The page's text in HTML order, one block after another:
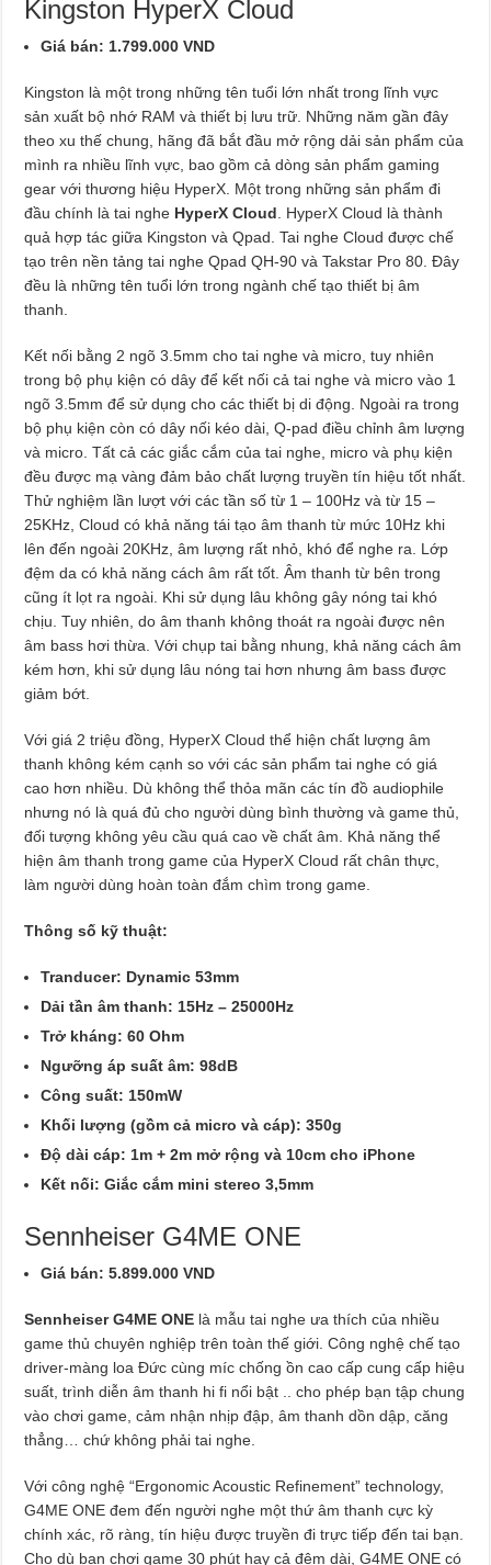
Kingston HyperX Cloud
Giá bán: 1.799.000 VND
Kingston là một trong những tên tuổi lớn nhất trong lĩnh vực
sản xuất bộ nhớ RAM và thiết bị lưu trữ. Những năm gần đây
theo xu thế chung, hãng đã bắt đầu mở rộng dải sản phẩm của
mình ra nhiều lĩnh vực, bao gồm cả dòng sản phẩm gaming
gear với thương hiệu HyperX. Một trong những sản phẩm đi
đầu chính là tai nghe HyperX Cloud . HyperX Cloud là thành
quả hợp tác giữa Kingston và Qpad. Tai nghe Cloud được chế
tạo trên nền tảng tai nghe Qpad QH-90 và Takstar Pro 80. Đây
đều là những tên tuổi lớn trong ngành chế tạo thiết bị âm
thanh.
Kết nối bằng 2 ngõ 3.5mm cho tai nghe và micro, tuy nhiên
trong bộ phụ kiện có dây để kết nối cả tai nghe và micro vào 1
ngõ 3.5mm để sử dụng cho các thiết bị di động. Ngoài ra trong
bộ phụ kiện còn có dây nối kéo dài, Q-pad điều chỉnh âm lượng
và micro. Tất cả các giắc cắm của tai nghe, micro và phụ kiện
đều được mạ vàng đảm bảo chất lượng truyền tín hiệu tốt nhất.
Thử nghiệm lần lượt với các tần số từ 1 – 100Hz và từ 15 –
25KHz, Cloud có khả năng tái tạo âm thanh từ mức 10Hz khi
lên đến ngoài 20KHz, âm lượng rất nhỏ, khó để nghe ra. Lớp
đệm da có khả năng cách âm rất tốt. Âm thanh từ bên trong
cũng ít lọt ra ngoài. Khi sử dụng lâu không gây nóng tai khó
chịu. Tuy nhiên, do âm thanh không thoát ra ngoài được nên
âm bass hơi thừa. Với chụp tai bằng nhung, khả năng cách âm
kém hơn, khi sử dụng lâu nóng tai hơn nhưng âm bass được
giảm bớt.
Với giá 2 triệu đồng, HyperX Cloud thể hiện chất lượng âm
thanh không kém cạnh so với các sản phẩm tai nghe có giá
cao hơn nhiều. Dù không thể thỏa mãn các tín đồ audiophile
nhưng nó là quá đủ cho người dùng bình thường và game thủ,
đối tượng không yêu cầu quá cao về chất âm. Khả năng thể
hiện âm thanh trong game của HyperX Cloud rất chân thực,
làm người dùng hoàn toàn đắm chìm trong game.
Thông số kỹ thuật:
Tranducer: Dynamic 53mm
Dải tần âm thanh: 15Hz – 25000Hz
Trở kháng: 60 Ohm
Ngưỡng áp suất âm: 98dB
Công suất: 150mW
Khối lượng (gồm cả micro và cáp): 350g
Độ dài cáp: 1m + 2m mở rộng và 10cm cho iPhone
Kết nối: Giắc cắm mini stereo 3,5mm
Sennheiser G4ME ONE
Giá bán: 5.899.000 VND
Sennheiser G4ME ONE là mẫu tai nghe ưa thích của nhiều
game thủ chuyên nghiệp trên toàn thế giới. Công nghệ chế tạo
driver-màng loa Đức cùng míc chống ồn cao cấp cung cấp hiệu
suất, trình diễn âm thanh hi fi nổi bật .. cho phép bạn tập chung
vào chơi game, cảm nhận nhịp đập, âm thanh dồn dập, căng
thẳng… chứ không phải tai nghe.
Với công nghệ “Ergonomic Acoustic Refinement” technology,
G4ME ONE đem đến người nghe một thứ âm thanh cực kỳ
chính xác, rõ ràng, tín hiệu được truyền đi trực tiếp đến tai bạn.
Cho dù bạn chơi game 30 phút hay cả đêm dài, G4ME ONE có